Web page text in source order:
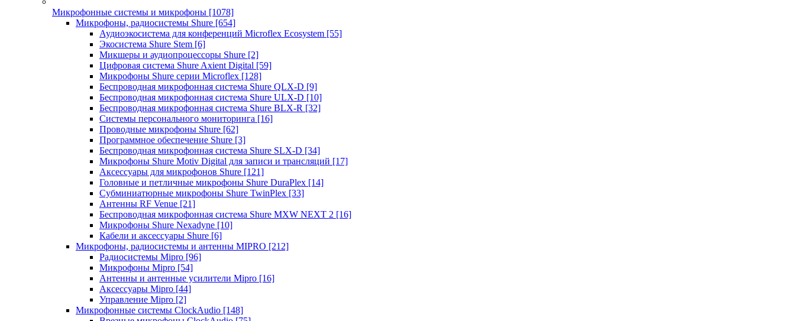
Микрофонные системы и микрофоны [1078]
Микрофоны, радиосистемы Shure [654]
Аудиоэкосистема для конференций Microflex Ecosystem [55]
Экосистема Shure Stem [6]
Микшеры и аудиопроцессоры Shure [2]
Цифровая система Shure Axient Digital [59]
Микрофоны Shure серии Microflex [128]
Беспроводная микрофонная система Shure QLX-D [9]
Беспроводная микрофонная система Shure ULX-D [10]
Беспроводная микрофонная система Shure BLX-R [32]
Системы персонального мониторинга [16]
Проводные микрофоны Shure [62]
Программное обеспечение Shure [3]
Беспроводная микрофонная система Shure SLX-D [34]
Микрофоны Shure Motiv Digital для записи и трансляций [17]
Аксессуары для микрофонов Shure [121]
Головные и петличные микрофоны Shure DuraPlex [14]
Субминиатюрные микрофоны Shure TwinPlex [33]
Антенны RF Venue [21]
Беспроводная микрофонная система Shure MXW NEXT 2 [16]
Микрофоны Shure Nexadyne [10]
Кабели и аксессуары Shure [6]
Микрофоны, радиосистемы и антенны MIPRO [212]
Радиосистемы Mipro [96]
Микрофоны Mipro [54]
Антенны и антенные усилители Mipro [16]
Аксессуары Mipro [44]
Управление Mipro [2]
Микрофонные системы ClockAudio [148]